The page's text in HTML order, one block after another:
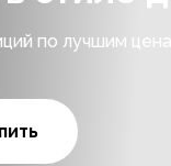
по лучшим